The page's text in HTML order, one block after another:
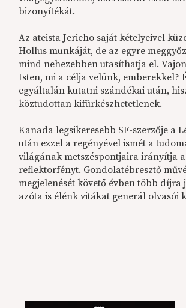
bizonyítékát.
Az ateista Jericho saját kételyeivel
Hollus munkáját, de az egyre
mind nehezebben utasíthatja el.
Isten, mi a célja velünk, emberekkel?
egyáltalán kutatni szándékai után,
köztudottan kifürkészhetetlenek.
Kanada legsikeresebb SF-szerzője a
után ezzel a regényével ismét a
világának metszéspontjaira irányítja a
reflektorfényt. Gondolatébresztő
megjelenését követő évben több díjra
azóta is élénk vitákat generál olvasói